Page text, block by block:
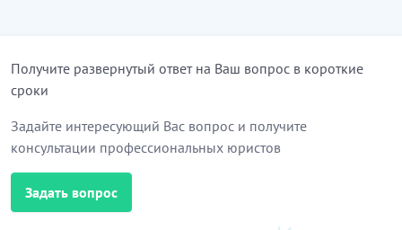
Республики Казахстан ввиду того, что сторонами
спора достигнут компромисс по всем исковым
необходимость в дальнейшем рассмотрении дела
судом.
3.
Стороны договорились, что задолженность
Ответчика перед Истцом подлежит погашению в
Получите развернутый ответ на Ваш вопрос в короткие
сроки
Задайте интересующий Вас вопрос и получите
консультации профессиональных юристов
Задать вопрос